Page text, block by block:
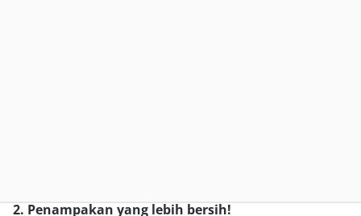
2. Penampakan yang lebih bersih!